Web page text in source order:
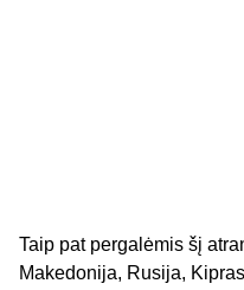
Taip pat pergalėmis šį
Makedonija, Rusija,